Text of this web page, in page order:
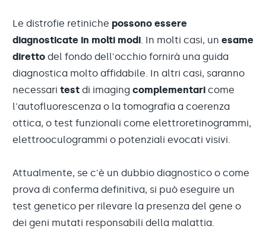
Le distrofie retiniche possono essere
diagnosticate in molti modi. In molti casi, un esame
diretto del fondo dell'occhio fornirà una guida
diagnostica molto affidabile. In altri casi, saranno
necessari test di imaging complementari come
l'autofluorescenza o la tomografia a coerenza
ottica, o test funzionali come elettroretinogrammi,
elettrooculogrammi o potenziali evocati visivi.
Attualmente, se c'è un dubbio diagnostico o come
prova di conferma definitiva, si può eseguire un
test genetico per rilevare la presenza del gene o
dei geni mutati responsabili della malattia.